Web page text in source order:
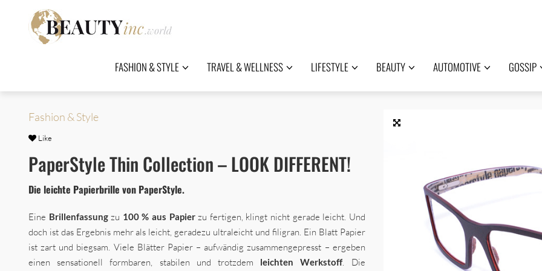
FASHION & STYLE TRAVEL & WELLNESS LIFESTYLE BEAUTY AUTOMOTIVE GOSSIP
Fashion & Style
Like
PaperStyle Thin Collection – LOOK DIFFERENT!
Die leichte Papierbrille von PaperStyle.
Eine Brillenfassungzu 100 % aus Papierzu fertigen, klingt nicht gerade leicht. Und
doch ist das Ergebnis mehr als leicht, geradezu ultraleicht und filigran. Ein Blatt Papier
ist zart und biegsam. Viele Blätter Papier – aufwändig zusammengepresst – ergeben
einen sensationell formbaren, stabilen und trotzdem leichten Werkstoff. Die